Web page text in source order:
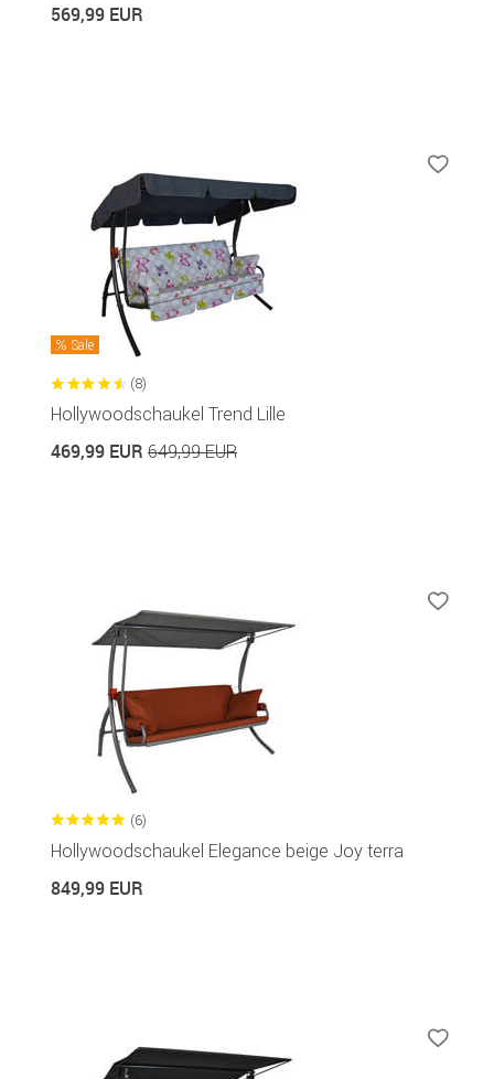
569,99 EUR
Sale
(8)
Hollywoodschaukel Trend Lille
469,99 EUR 649,99 EUR
(6)
Hollywoodschaukel Elegance beige Joy terra
849,99 EUR